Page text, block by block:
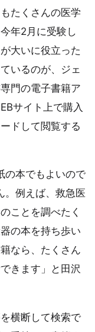
たくさんの医学
年2月に受験し
大いに役立った
いるのが、ジェ
門の電子書籍ア
サイト上で購入
ドして閲覧する
の本でもよいので
。例えば、救急医
ことを調べたく
の本を持ち歩い
なら、たくさん
きます」と田沢
横断して検索で